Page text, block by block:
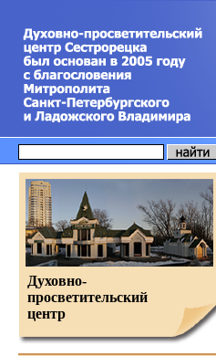
Духовно-
просветительский
центр